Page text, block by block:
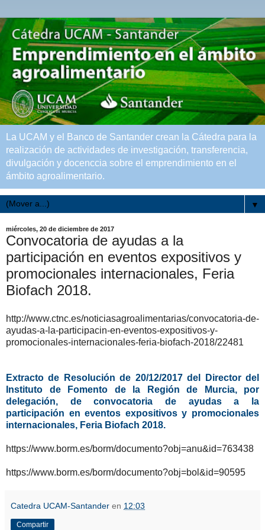
La UCAM y el Banco de Santander crean la Cátedra para la
realización de actividades de investigación, transferencia,
divulgación y docenccia sobre el emprendimiento en el
ámbito agroalimentario.
▼
miércoles, 20 de diciembre de 2017
Convocatoria de ayudas a la
participación en eventos expositivos y
promocionales internacionales, Feria
Biofach 2018.
http://www.ctnc.es/noticiasagroalimentarias/convocatoria-de-
ayudas-a-la-participacin-en-eventos-expositivos-y-
promocionales-internacionales-feria-biofach-2018/22481
Extracto de Resolución de 20/12/2017 del Director del
Instituto de Fomento de la Región de Murcia, por
delegación, de convocatoria de ayudas a la
participación en eventos expositivos y promocionales
internacionales, Feria Biofach 2018.
https://www.borm.es/borm/documento?obj=anu&id=763438
https://www.borm.es/borm/documento?obj=bol&id=90595
Catedra UCAM-Santander en 12:03
Compartir